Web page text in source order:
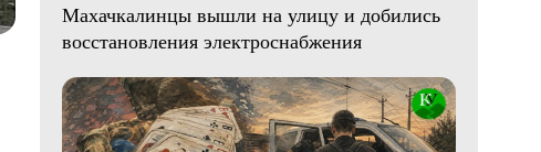
Махачкалинцы вышли на улицу и добились
восстановления электроснабжения